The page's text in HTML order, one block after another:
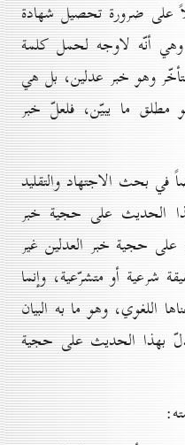
على ضرورة تحصيل شهادة
أنّه لاوجه لحمل كلمة
وهو خبر عدلين، بل هي
مطلق ما يبيّن، فلعلّ خبر
في بحث الاجتهاد والتقليد
الحديث على حجية خبر
حجية خبر العدلين غير
شرعية أو متشرّعية، وإنما
اللغوي، وهو ما به البيان
بهذا الحديث على حجية